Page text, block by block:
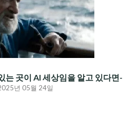
는 곳이 AI 세상임을 알고 있다면-
년 05월 24일